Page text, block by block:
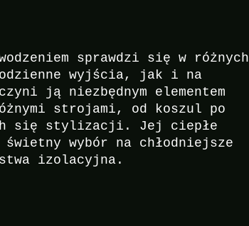
sprawdzi się w różnych
wyjścia, jak i na
ją niezbędnym elementem
strojami, od koszul po
się stylizacji. Jej ciepłe
wybór na chłodniejsze
izolacyjna.